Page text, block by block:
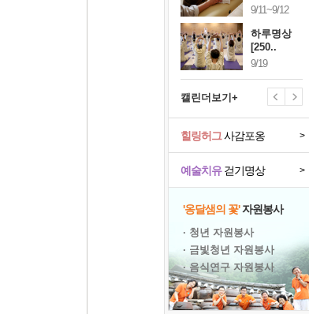
9/11~9/12
하루명상
[250..
9/19
캘린더보기+
예술치유걷기명상 >
힐링허그사감포옹 >
'옹달샘의 꽃'자원봉사
· 청년 자원봉사
· 금빛청년 자원봉사
· 음식연구 자원봉사